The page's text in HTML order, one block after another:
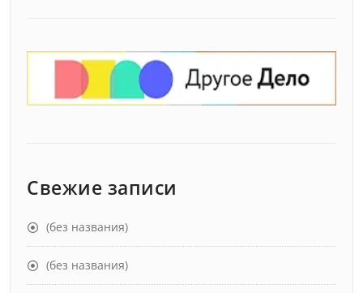
Свежие записи
(без названия)
(без названия)